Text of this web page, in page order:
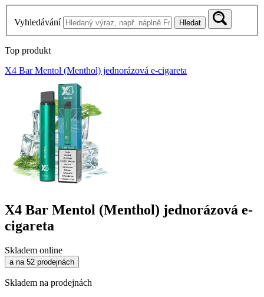
Vyhledávání Hledat
Top produkt
X4 Bar Mentol (Menthol) jednorázová e-cigareta
X4 Bar Mentol (Menthol) jednorázová e-
cigareta
Skladem online
a na 52 prodejnách
Skladem na prodejnách